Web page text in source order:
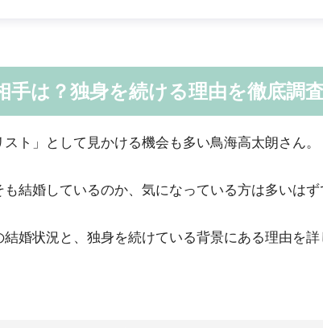
手は？独身を続ける理由を徹底調
ト」として見かける機会も多い鳥海高太朗さん。
結婚しているのか、気になっている方は多いはず
婚状況と、独身を続けている背景にある理由を